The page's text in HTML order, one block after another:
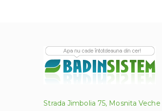
Strada Jimbolia 75, Mosnita Veche